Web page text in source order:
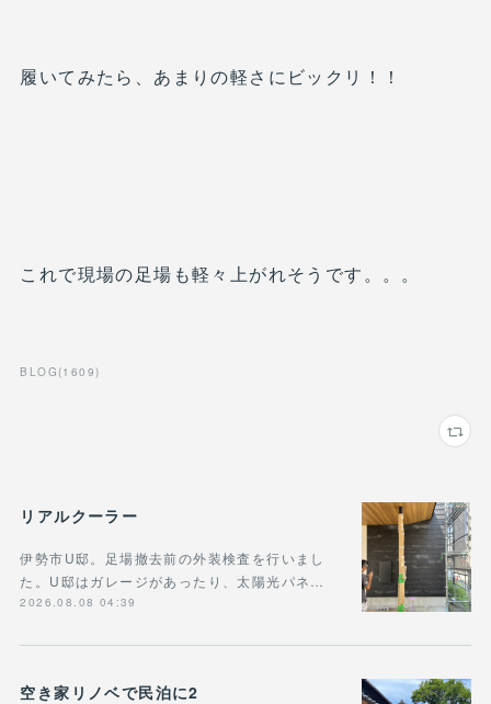
履いてみたら、あまりの軽さにビックリ！！
これで現場の足場も軽々上がれそうです。。。
BLOG (1609)
リアルクーラー
伊勢市U邸。足場撤去前の外装検査を行いまし
た。U邸はガレージがあったり、太陽光パネ…
2026.08.08 04:39
空き家リノベで民泊に2